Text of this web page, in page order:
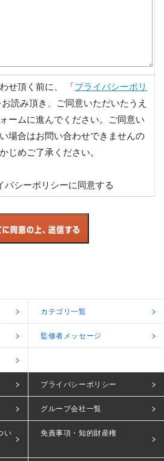
せ頂く前に、 「プライバシーポリ
お読み頂き、ご同意いただいたうえ
ームに進んでください。ご同意い
場合はお問い合わせできませんの
じめご了承ください。
バシーポリシーに同意する
カテゴリ一覧
監修者メッセージ
プライバシーポリシー
グループ会社一覧
い
免責事項・知的財産権